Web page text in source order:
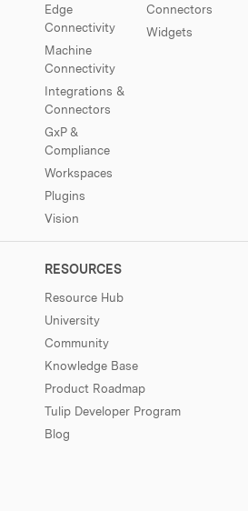
Edge
Connectivity
Machine
Connectivity
Integrations &
Connectors
GxP &
Compliance
Workspaces
Plugins
Vision
Connectors
Widgets
RESOURCES
Resource Hub
University
Community
Knowledge Base
Product Roadmap
Tulip Developer Program
Blog